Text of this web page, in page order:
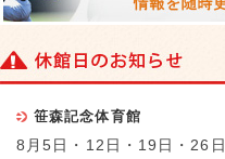
笹森記念体育館
8月5日・12日・19日・26日